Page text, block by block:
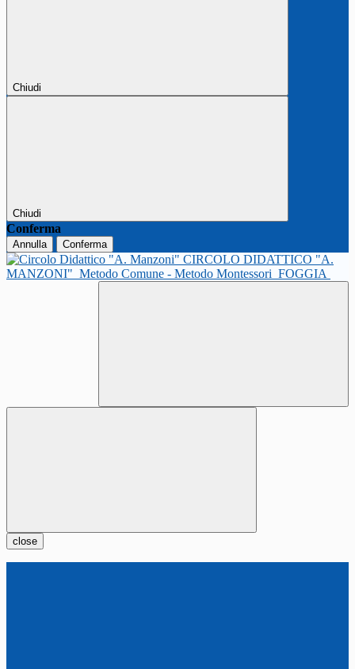
Chiudi
Chiudi
Conferma
Annulla Conferma
CIRCOLO DIDATTICO "A.
MANZONI" Metodo Comune - Metodo Montessori FOGGIA
close